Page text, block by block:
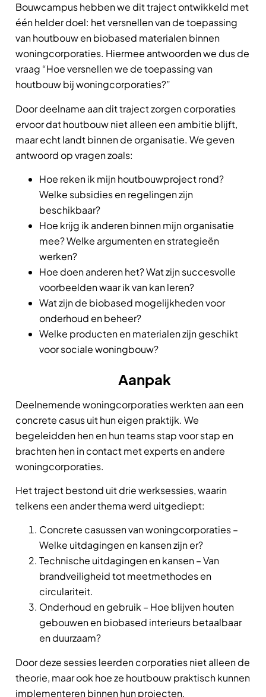
Bouwcampus hebben we dit traject ontwikkeld met
één helder doel: het versnellen van de toepassing
van houtbouw en biobased materialen binnen
woningcorporaties. Hiermee antwoorden we dus de
vraag “Hoe versnellen we de toepassing van
houtbouw bij woningcorporaties?”
Door deelname aan dit traject zorgen corporaties
ervoor dat houtbouw niet alleen een ambitie blijft,
maar echt landt binnen de organisatie. We geven
antwoord op vragen zoals:
Hoe reken ik mijn houtbouwproject rond?
Welke subsidies en regelingen zijn
beschikbaar?
Hoe krijg ik anderen binnen mijn organisatie
mee? Welke argumenten en strategieën
werken?
Hoe doen anderen het? Wat zijn succesvolle
voorbeelden waar ik van kan leren?
Wat zijn de biobased mogelijkheden voor
onderhoud en beheer?
Welke producten en materialen zijn geschikt
voor sociale woningbouw?
Aanpak
Deelnemende woningcorporaties werkten aan een
concrete casus uit hun eigen praktijk. We
begeleidden hen en hun teams stap voor stap en
brachten hen in contact met experts en andere
woningcorporaties.
Het traject bestond uit drie werksessies, waarin
telkens een ander thema werd uitgediept:
Concrete casussen van woningcorporaties –
Welke uitdagingen en kansen zijn er?
Technische uitdagingen en kansen – Van
brandveiligheid tot meetmethodes en
circulariteit.
Onderhoud en gebruik – Hoe blijven houten
gebouwen en biobased interieurs betaalbaar
en duurzaam?
Door deze sessies leerden corporaties niet alleen de
theorie, maar ook hoe ze houtbouw praktisch kunnen
implementeren binnen hun projecten.